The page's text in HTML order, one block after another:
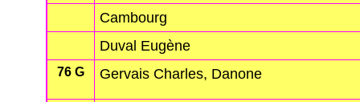
Cambourg
Duval Eugène
76 G Gervais Charles, Danone